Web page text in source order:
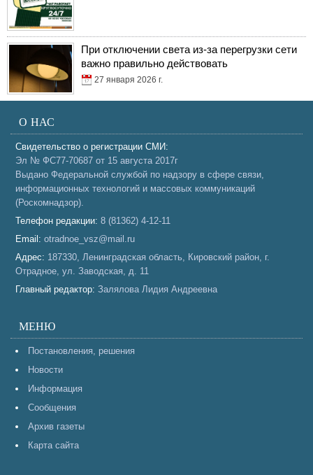
При отключении света из-за перегрузки сети
важно правильно действовать
27 января 2026 г.
О НАС
Свидетельство о регистрации СМИ:
Эл № ФС77-70687 от 15 августа 2017г
Выдано Федеральной службой по надзору в сфере связи,
информационных технологий и массовых коммуникаций
(Роскомнадзор).
Телефон редакции: 8 (81362) 4-12-11
Email: otradnoe_vsz@mail.ru
Адрес: 187330, Ленинградская область, Кировский район, г.
Отрадное, ул. Заводская, д. 11
Главный редактор: Залялова Лидия Андреевна
МЕНЮ
Постановления, решения
Новости
Информация
Сообщения
Архив газеты
Карта сайта